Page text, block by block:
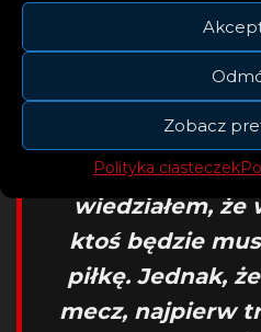
Zobacz
Polityka ciasteczek
– Już po
wiedziałem, że
ktoś będzie
piłkę. Jednak,
mecz, najpierw